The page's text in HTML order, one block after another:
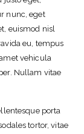
nunc, eget
euismod nisl
eu, tempus
vehicula
Nullam vitae
porta
tortor, vitae